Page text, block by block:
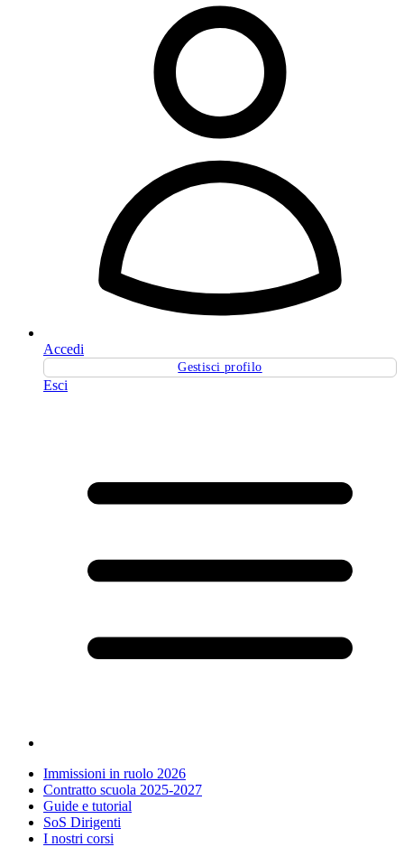
Accedi
Gestisci profilo
Esci
Immissioni in ruolo 2026
Contratto scuola 2025-2027
Guide e tutorial
SoS Dirigenti
I nostri corsi